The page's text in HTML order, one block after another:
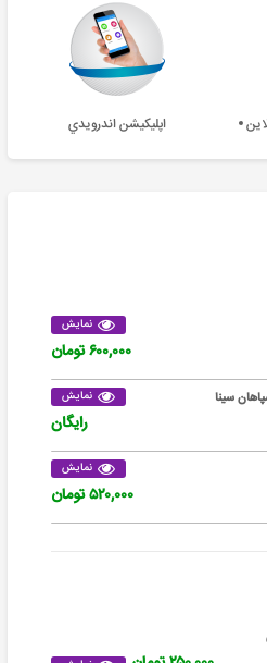
اپليکيشن اندرويدي
نمایش
۶۰۰,۰۰۰ تومان
سینا نمایش
رایگان
نمایش
۵۲۰,۰۰۰ تومان